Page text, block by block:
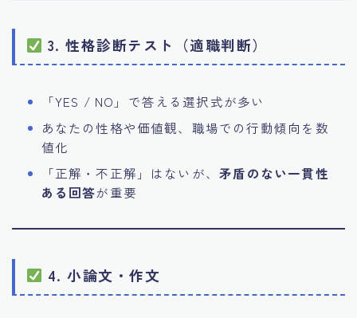
3. 性格診断テスト（適職判断）
「YES / NO」で答える選択式が多い
あなたの性格や価値観、職場での行動傾向を数
値化
「正解・不正解」はないが、矛盾のない一貫性
ある回答が重要
4. 小論文・作文